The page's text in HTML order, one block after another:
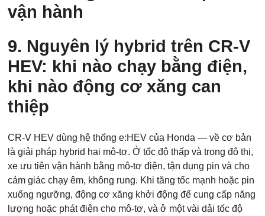
vận hành
9. Nguyên lý hybrid trên CR-V
HEV: khi nào chạy bằng điện,
khi nào động cơ xăng can
thiệp
CR‑V HEV dùng hệ thống e:HEV của Honda — về cơ bản
là giải pháp hybrid hai mô‑tơ. Ở tốc độ thấp và trong đô thị,
xe ưu tiên vận hành bằng mô‑tơ điện, tận dụng pin và cho
cảm giác chạy êm, không rung. Khi tăng tốc mạnh hoặc pin
xuống ngưỡng, động cơ xăng khởi động để cung cấp năng
lượng hoặc phát điện cho mô‑tơ, và ở một vài dải tốc độ